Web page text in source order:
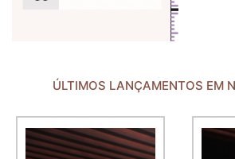
ÚLTIMOS LANÇAMENTOS EM